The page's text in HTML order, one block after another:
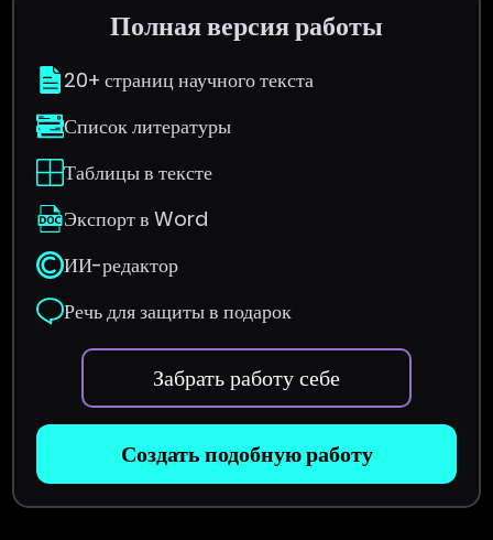
Полная версия работы
20+ страниц научного текста
Список литературы
Таблицы в тексте
Экспорт в Word
ИИ-редактор
Речь для защиты в подарок
Забрать работу себе
Создать подобную работу